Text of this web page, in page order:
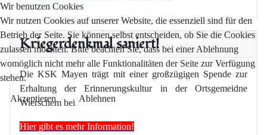
Kriegerdenkmal saniert!
Die KSK Mayen trägt mit einer großzügigen Spende zur
Erhaltung der Erinnerungskultur in der Ortsgemeidne
Wierschem bei
Hier gibt es mehr Information!
Wir benutzen Cookies
Wir nutzen Cookies auf unserer Website, die essenziell sind für den
Betrieb der Seite. Sie können selbst entscheiden, ob Sie die Cookies
zulassen möchten. Bitte beachten Sie, dass bei einer Ablehnung
womöglich nicht mehr alle Funktionalitäten der Seite zur Verfügung
stehen.
Akzeptieren Ablehnen